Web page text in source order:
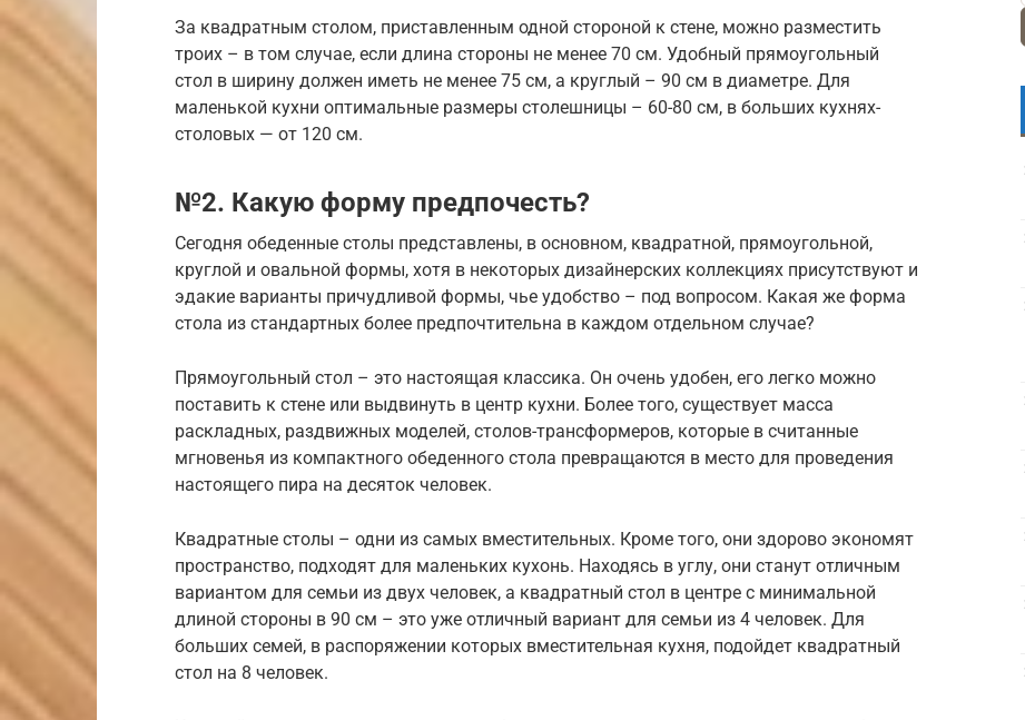
За квадратным столом, приставленным одной стороной к стене, можно разместить
троих – в том случае, если длина стороны не менее 70 см. Удобный прямоугольный
стол в ширину должен иметь не менее 75 см, а круглый – 90 см в диаметре. Для
маленькой кухни оптимальные размеры столешницы – 60-80 см, в больших кухнях-
столовых — от 120 см.
№2. Какую форму предпочесть?
Сегодня обеденные столы представлены, в основном, квадратной, прямоугольной,
круглой и овальной формы, хотя в некоторых дизайнерских коллекциях присутствуют и
эдакие варианты причудливой формы, чье удобство – под вопросом. Какая же форма
стола из стандартных более предпочтительна в каждом отдельном случае?
Прямоугольный стол – это настоящая классика. Он очень удобен, его легко можно
поставить к стене или выдвинуть в центр кухни. Более того, существует масса
раскладных, раздвижных моделей, столов-трансформеров, которые в считанные
мгновенья из компактного обеденного стола превращаются в место для проведения
настоящего пира на десяток человек.
Квадратные столы – одни из самых вместительных. Кроме того, они здорово экономят
пространство, подходят для маленьких кухонь. Находясь в углу, они станут отличным
вариантом для семьи из двух человек, а квадратный стол в центре с минимальной
длиной стороны в 90 см – это уже отличный вариант для семьи из 4 человек. Для
больших семей, в распоряжении которых вместительная кухня, подойдет квадратный
стол на 8 человек.